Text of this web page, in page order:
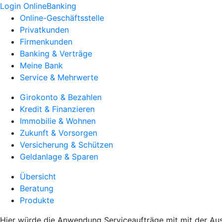
Login OnlineBanking
Online-Geschäftsstelle
Privatkunden
Firmenkunden
Banking & Verträge
Meine Bank
Service & Mehrwerte
Girokonto & Bezahlen
Kredit & Finanzieren
Immobilie & Wohnen
Zukunft & Vorsorgen
Versicherung & Schützen
Geldanlage & Sparen
Übersicht
Beratung
Produkte
Hier würde die Anwendung Serviceaufträge mit mit der